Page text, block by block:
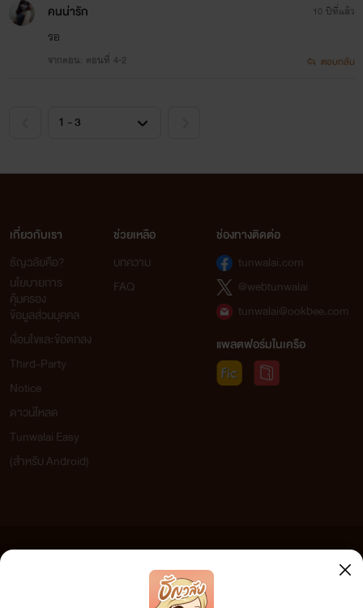
คนน่ารัก
รอ
จากตอน: ตอนที่ 4-2
10 ปีที่แล้ว
ตอบกลับ
เกี่ยวกับเรา
ธัญวลัยคือ?
นโยบายการ
คุ้มครอง
ข้อมูลส่วนบุคคล
เงื่อนไขและข้อตกลง
Third-Party
Notice
ดาวน์โหลด
Tunwalai Easy
(สำหรับ Android)
ช่วยเหลือ
บทความ
FAQ
ช่องทางติดต่อ
tunwalai.com
@webtunwalai
tunwalai@ookbee.com
แพลตฟอร์มในเครือ
เว็บไซต์แห่งนี้ไม่ได้เห็นด้วยและไม่ขอรับผิดชอบต่อข้อความใดๆ ทั้งสิ้น ดังนั้นผู้อ่านทุกท่านโปรดใช้
วิจารณญาณในการกลั่นกรองด้วยตนเอง และหากท่านพบข้อความใดๆ ที่ขัดต่อกฎหมายและศีลธรรม